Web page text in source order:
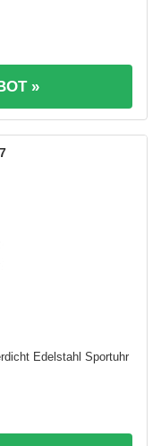
»
7
Edelstahl Sportuhr